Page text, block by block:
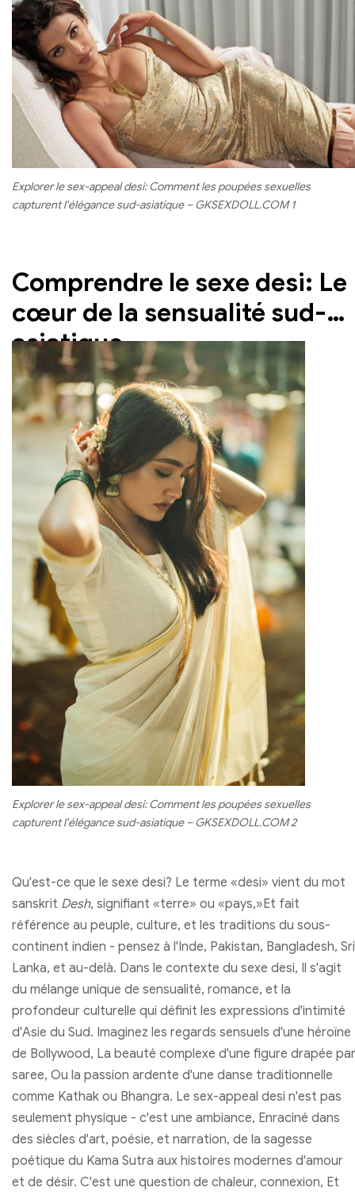
indiquant l'origine à être associé à des pratiques
spécifiques ou même, Dans certains contextes, Avoir des
connotations négatives.
plus large. Alors que des textes historiques comme le
Sutra démontrent une perspective longue et nuancée sur
la sexualité dans les sociétés antiques d'Asie du Sud, Les
influences coloniales ont eu un impact sur les attitudes
envers la sexualité, conduisant à des opinions plus
conservatrices dans certaines communautés.
Explorer le sex-appeal desi: Comment les poupées sexuelles
capturent l'élégance sud-asiatique – GKSEXDOLL.COM 1
Comprendre le sexe desi: Le
cœur de la sensualité sud-
asiatique
Explorer le sex-appeal desi: Comment les poupées sexuelles
capturent l'élégance sud-asiatique – GKSEXDOLL.COM 2
Qu'est-ce que le sexe desi? Le terme «desi» vient du mot
sanskrit Desh, signifiant «terre» ou «pays,»Et fait
référence au peuple, culture, et les traditions du sous-
continent indien - pensez à l'Inde, Pakistan, Bangladesh, Sri
Lanka, et au-delà. Dans le contexte du sexe desi, Il s'agit
du mélange unique de sensualité, romance, et la
profondeur culturelle qui définit les expressions d'intimité
d'Asie du Sud. Imaginez les regards sensuels d'une héroïne
de Bollywood, La beauté complexe d'une figure drapée par
saree, Ou la passion ardente d'une danse traditionnelle
comme Kathak ou Bhangra. Le sex-appeal desi n'est pas
seulement physique - c'est une ambiance, Enraciné dans
des siècles d'art, poésie, et narration, de la sagesse
poétique du Kama Sutra aux histoires modernes d'amour
et de désir. C'est une question de chaleur, connexion, Et